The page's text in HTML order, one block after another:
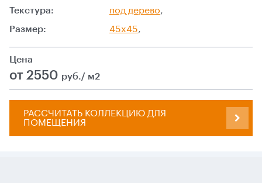
Текстура:
под дерево,
Размер:
45x45,
Цена
от 2550 руб./ м2
РАССЧИТАТЬ КОЛЛЕКЦИЮ ДЛЯ
ПОМЕЩЕНИЯ